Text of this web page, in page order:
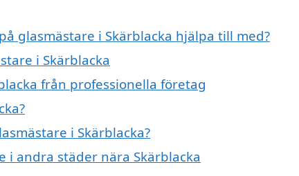
glasmästare i Skärblacka hjälpa till med?
i Skärblacka
från professionella företag
i Skärblacka?
i andra städer nära Skärblacka